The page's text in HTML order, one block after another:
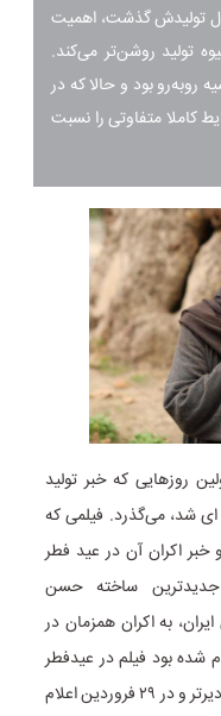
تولیدش گذشت، اهمیت
تولید روشن‌تر می‌کند.
روبه‌رو بود و حالا که در
کاملا متفاوتی را نسبت
روزهایی که خبر تولید
ای شد، می‌گذرد. فیلمی که
اکران آن در عید فطر
ساخته حسن
به اکران همزمان در
شده بود فیلم در عیدفطر
اکران می‌شود اما زمان اکران آن یک هفته دیرتر و در ۲۹ فروردین اعلام